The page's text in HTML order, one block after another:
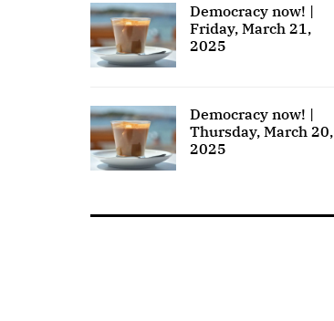
Democracy now! |
Friday, March 21,
2025
Democracy now! |
Thursday, March 20,
2025